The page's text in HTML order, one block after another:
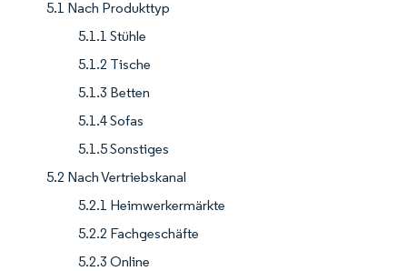
5.1 Nach Produkttyp
5.1.1 Stühle
5.1.2 Tische
5.1.3 Betten
5.1.4 Sofas
5.1.5 Sonstiges
5.2 Nach Vertriebskanal
5.2.1 Heimwerkermärkte
5.2.2 Fachgeschäfte
5.2.3 Online